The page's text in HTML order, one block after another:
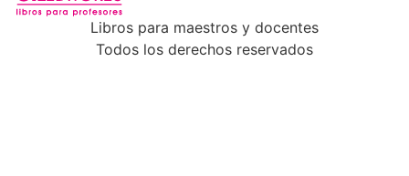
Libros para maestros y docentes
Todos los derechos reservados